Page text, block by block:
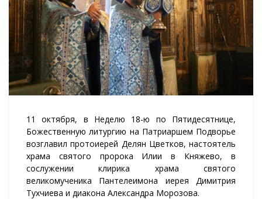
11 октября, в Неделю 18-ю по Пятидесятнице,
Божественную литургию на Патриаршем Подворье
возглавил протоиерей Делян Цветков, настоятель
храма святого пророка Илии в Княжево, в
сослужении клирика храма святого
великомученика Пантелеимона иерея Димитрия
Тухчиева и диакона Александра Морозова.